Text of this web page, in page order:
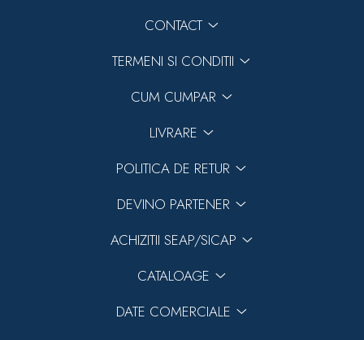
CONTACT
TERMENI SI CONDITII
CUM CUMPAR
LIVRARE
POLITICA DE RETUR
DEVINO PARTENER
ACHIZITII SEAP/SICAP
CATALOAGE
DATE COMERCIALE